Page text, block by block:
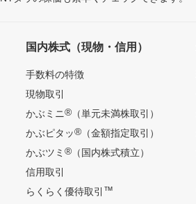
国内株式（現物・信用）
手数料の特徴
現物取引
かぶミニ®（単元未満株取引）
かぶピタッ®（金額指定取引）
かぶツミ ®（国内株式積立）
信用取引
らくらく優待取引 ™